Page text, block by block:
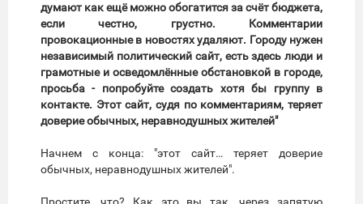
думают как ещё можно обогатится за счёт бюджета,
если честно, грустно. Комментарии
провокационные в новостях удаляют. Городу нужен
независимый политический сайт, есть здесь люди и
грамотные и осведомлённые обстановкой в городе,
просьба - попробуйте создать хотя бы группу в
контакте. Этот сайт, судя по комментариям, теряет
доверие обычных, неравнодушных жителей"
Начнем с конца: "этот сайт… теряет доверие
обычных, неравнодушных жителей".